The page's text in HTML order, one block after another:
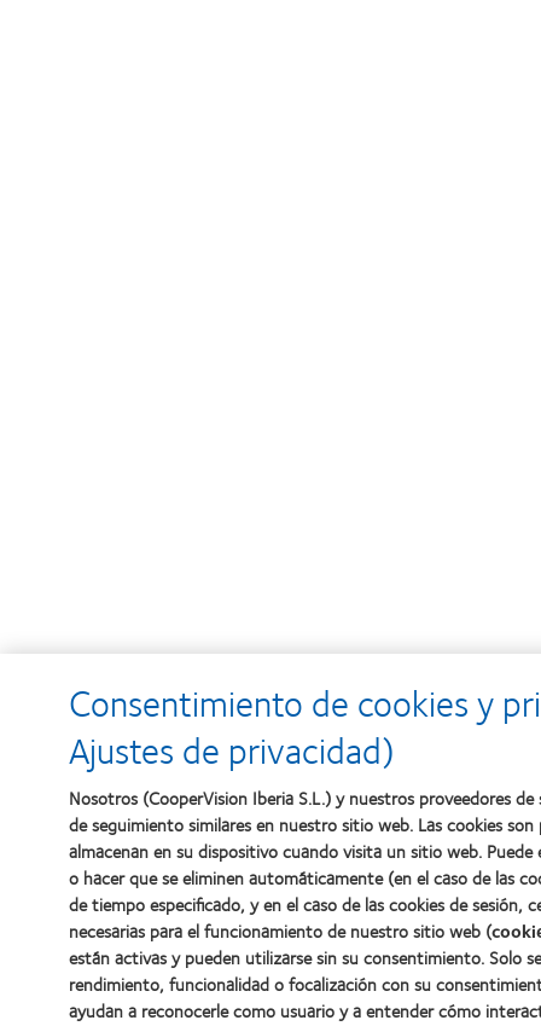
Consentimiento de cookies y
Ajustes de privacidad)
Nosotros (CooperVision Iberia S.L.) y nuestros proveedores
de seguimiento similares en nuestro sitio web. Las cookies
almacenan en su dispositivo cuando visita un sitio web.
o hacer que se eliminen automáticamente (en el caso de las
de tiempo especificado, y en el caso de las cookies de sesión,
necesarias para el funcionamiento de nuestro sitio web (
están activas y pueden utilizarse sin su consentimiento. Solo
rendimiento, funcionalidad o focalización con su
ayudan a reconocerle como usuario y a entender cómo